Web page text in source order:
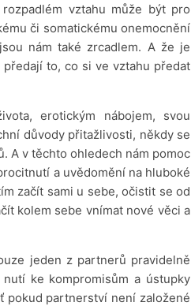
vztahu může být pro
či somatickému onemocnění
nám také zrcadlem. A že je
to, co si ve vztahu předat
erotickým nábojem, svou
důvody přitažlivosti, někdy se
A v těchto ohledech nám pomoc
a uvědomění na hluboké
začít sami u sebe, očistit se od
kolem sebe vnímat nové věci a
jeden z partnerů pravidelně
ke kompromisům a ústupky
pokud partnerství není založené